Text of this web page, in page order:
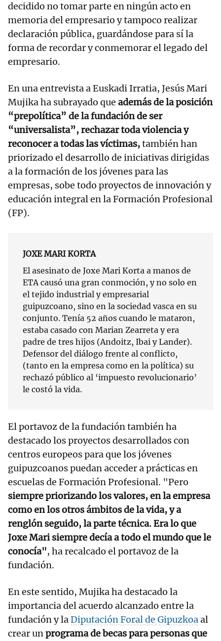
decidido no tomar parte en ningún acto en
memoria del empresario y tampoco realizar
declaración pública, guardándose para sí la
forma de recordar y conmemorar el legado del
empresario.
En una entrevista a Euskadi Irratia, Jesús Mari
Mujika ha subrayado que además de la posición
“prepolítica” de la fundación de ser
“universalista”, rechazar toda violencia y
reconocer a todas las víctimas,también han
priorizado el desarrollo de iniciativas dirigidas
a la formación de los jóvenes para las
empresas, sobe todo proyectos de innovación y
educación integral en la Formación Profesional
(FP).
JOXE MARI KORTA
El asesinato de Joxe Mari Korta a manos de
ETA causó una gran conmoción, y no solo en
el tejido industrial y empresarial
guipuzcoano, sino en la sociedad vasca en su
conjunto. Tenía 52 años cuando le mataron,
estaba casado con Marian Zearreta y era
padre de tres hijos (Andoitz, Ibai y Lander).
Defensor del diálogo frente al conflicto,
(tanto en la empresa como en la política) su
rechazó público al ‘impuesto revolucionario’
le costó la vida.
El portavoz de la fundación también ha
destacado los proyectos desarrollados con
centros europeos para que los jóvenes
guipuzcoanos puedan acceder a prácticas en
escuelas de Formación Profesional. "Pero
siempre priorizando los valores, en la empresa
como en los otros ámbitos de la vida, y a
renglón seguido, la parte técnica. Era lo que
Joxe Mari siempre decía a todo el mundo que le
conocía", ha recalcado el portavoz de la
fundación.
En este sentido, Mujika ha destacado la
importancia del acuerdo alcanzado entre la
fundación y laDiputación Foral de Gipuzkoaal
crear unprograma de becas para personas que